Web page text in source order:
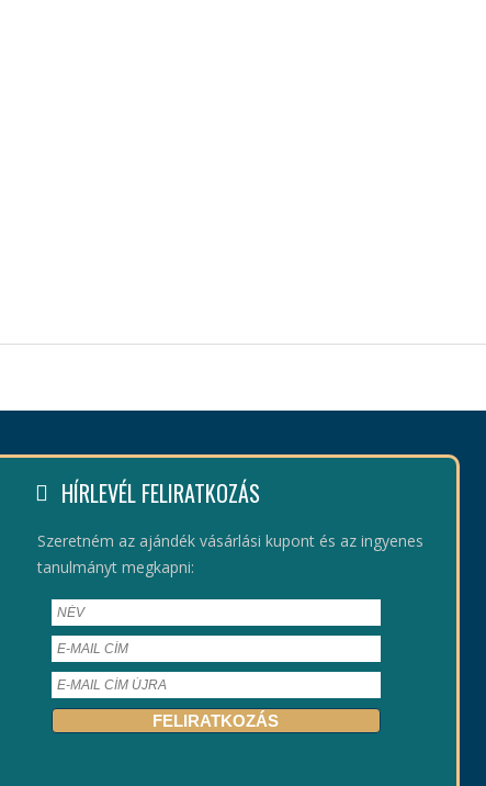
HÍRLEVÉL FELIRATKOZÁS
Szeretném az ajándék vásárlási kupont és az ingyenes
tanulmányt megkapni: